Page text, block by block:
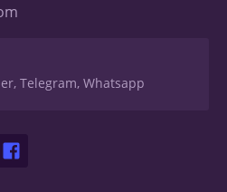
Telegram, Whatsapp